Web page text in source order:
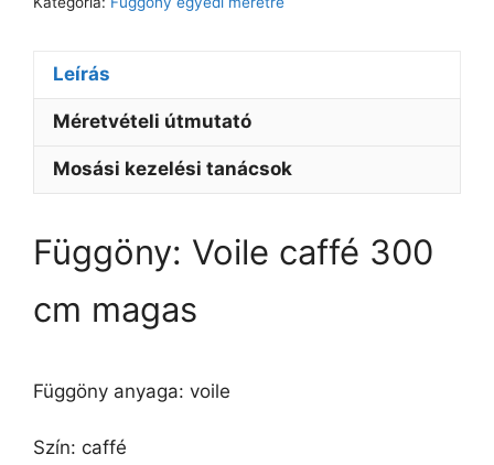
Leírás
Méretvételi útmutató
Mosási kezelési tanácsok
Függöny: Voile caffé 300
cm magas
Függöny anyaga: voile
Szín: caffé